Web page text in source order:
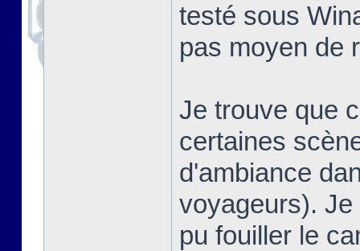
testé sous
pas moyen de
Je trouve que
certaines
d'ambiance
voyageurs).
pu fouiller le